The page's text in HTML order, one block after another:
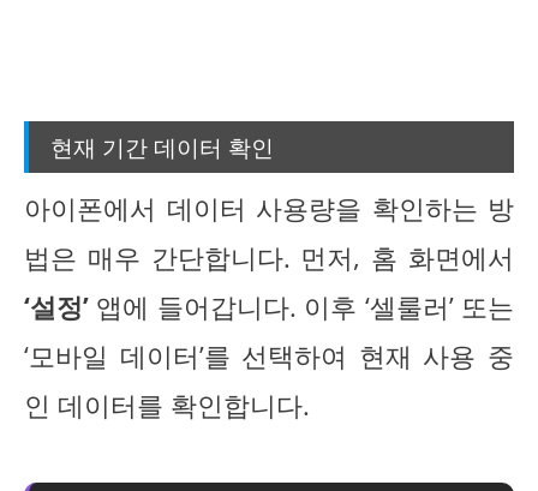
현재 기간 데이터 확인
아이폰에서 데이터 사용량을 확인하는 방
법은 매우 간단합니다. 먼저, 홈 화면에서
‘설정’ 앱에 들어갑니다. 이후 ‘셀룰러’ 또는
‘모바일 데이터’를 선택하여 현재 사용 중
인 데이터를 확인합니다.